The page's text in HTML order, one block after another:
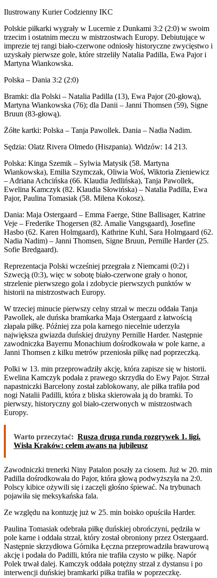
Ilustrowany Kurier Codzienny IKC
Polskie piłkarki wygrały w Lucernie z Dunkami 3:2 (2:0) w swoim
trzecim i ostatnim meczu w mistrzostwach Europy. Debiutujące w
imprezie tej rangi biało-czerwone odniosły historyczne zwycięstwo i
uzyskały pierwsze gole, które strzeliły Natalia Padilla, Ewa Pajor i
Martyna Wiankowska.
Polska – Dania 3:2 (2:0)
Bramki: dla Polski – Natalia Padilla (13), Ewa Pajor (20-głową),
Martyna Wiankowska (76); dla Danii – Janni Thomsen (59), Signe
Bruun (83-głową).
Żółte kartki: Polska – Tanja Pawollek. Dania – Nadia Nadim.
Sędzia: Olatz Rivera Olmedo (Hiszpania). Widzów: 14 213.
Polska: Kinga Szemik – Sylwia Matysik (58. Martyna
Wiankowska), Emilia Szymczak, Oliwia Woś, Wiktoria Zieniewicz
– Adriana Achcińska (66. Klaudia Jedlińska), Tanja Pawollek,
Ewelina Kamczyk (82. Klaudia Słowińska) – Natalia Padilla, Ewa
Pajor, Paulina Tomasiak (58. Milena Kokosz).
Dania: Maja Ostergaard – Emma Faerge, Stine Ballisager, Katrine
Veje – Frederike Thogersen (82. Amalie Vangsgaard), Josefine
Hasbo (62. Karen Holmgaard), Kathrine Kuhl, Sara Holmgaard (62.
Nadia Nadim) – Janni Thomsen, Signe Bruun, Pernille Harder (25.
Sofie Bredgaard).
Reprezentacja Polski wcześniej przegrała z Niemcami (0:2) i
Szwecją (0:3), więc w sobotę biało-czerwone grały o honor,
strzelenie pierwszego gola i zdobycie pierwszych punktów w
historii na mistrzostwach Europy.
W trzeciej minucie pierwszy celny strzał w meczu oddała Tanja
Pawollek, ale duńska bramkarka Maja Ostergaard z łatwością
złapała piłkę. Później zza pola karnego niecelnie uderzyła
największa gwiazda duńskiej drużyny Pernille Harder. Następnie
zawodniczka Bayernu Monachium dośrodkowała w pole karne, a
Janni Thomsen z kilku metrów przeniosła piłkę nad poprzeczką.
Polki w 13. min przeprowadziły akcję, która zapisze się w historii.
Ewelina Kamczyk podała z prawego skrzydła do Ewy Pajor. Strzał
napastniczki Barcelony został zablokowany, ale piłka trafiła pod
nogi Natalii Padilli, która z bliska skierowała ją do bramki. To
pierwszy, historyczny gol biało-czerwonych w mistrzostwach
Europy.
Warto przeczytać: Rusza druga runda rozgrywek 1. ligi.
Wisła Kraków: celem awans na jubileusz
Zawodniczki trenerki Niny Patalon poszły za ciosem. Już w 20. min
Padilla dośrodkowała do Pajor, która głową podwyższyła na 2:0.
Polscy kibice ożywili się i zaczęli głośno śpiewać. Na trybunach
pojawiła się meksykańska fala.
Ze względu na kontuzję już w 25. min boisko opuściła Harder.
Paulina Tomasiak odebrała piłkę duńskiej obrończyni, pędziła w
pole karne i oddała strzał, który został obroniony przez Ostergaard.
Następnie skrzydłowa Górnika Łęczna przeprowadziła brawurową
akcję i podała do Padilli, która nie trafiła czysto w piłkę. Napór
Polek trwał dalej. Kamczyk oddała potężny strzał z dystansu i po
interwencji duńskiej bramkarki piłka trafiła w poprzeczkę.